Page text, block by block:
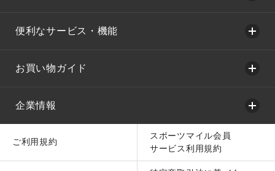
便利なサービス・機能
お買い物ガイド
企業情報
ご利用規約
スポーツマイル会員
サービス利用規約